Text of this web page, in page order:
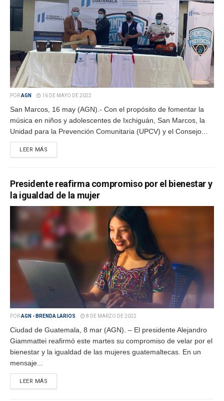
PORAGN 16 DE MAYO DE 2022
San Marcos, 16 may (AGN).- Con el propósito de fomentar la
música en niños y adolescentes de Ixchiguán, San Marcos, la
Unidad para la Prevención Comunitaria (UPCV) y el Consejo...
LEER MÁS
Presidente reafirma compromiso por el bienestar y
la igualdad de la mujer
PORAGN - BRENDA LARIOS 8 DE MARZO DE 2022
Ciudad de Guatemala, 8 mar (AGN). – El presidente Alejandro
Giammattei reafirmó este martes su compromiso de velar por el
bienestar y la igualdad de las mujeres guatemaltecas. En un
mensaje...
LEER MÁS